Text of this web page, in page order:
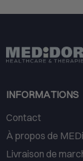
INFORMATIONS
Contact
À propos de
Livraison de